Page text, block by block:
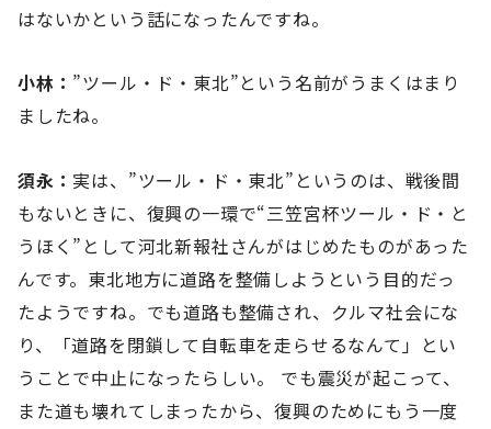
はないかという話になったんですね。
小林： ”ツール・ド・東北”という名前がうまくはまり
ましたね。
須永： 実は、”ツール・ド・東北”というのは、戦後間
もないときに、復興の一環で“三笠宮杯ツール・ド・と
うほく”として河北新報社さんがはじめたものがあった
んです。東北地方に道路を整備しようという目的だっ
たようですね。でも道路も整備され、クルマ社会にな
り、「道路を閉鎖して自転車を走らせるなんて」とい
うことで中止になったらしい。 でも震災が起こって、
また道も壊れてしまったから、復興のためにもう一度